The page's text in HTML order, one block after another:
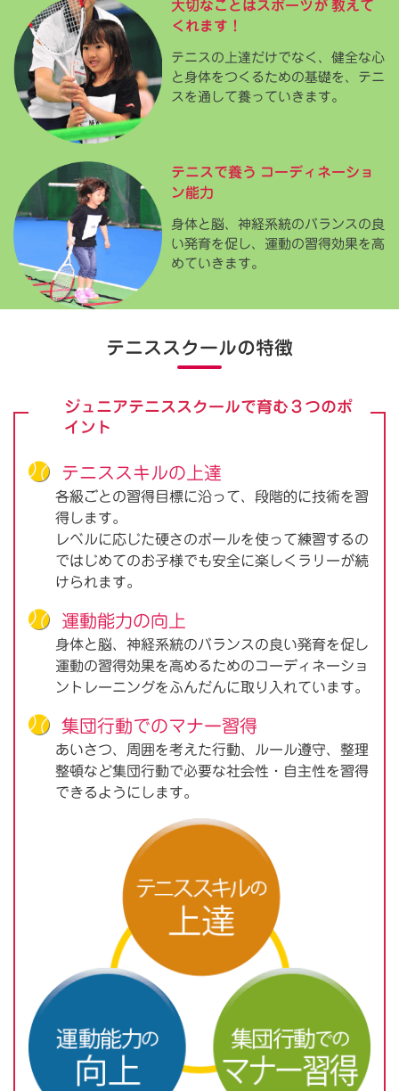
大切なことはスポーツが教えて
くれます！
テニスの上達だけでなく、健全な心
と身体をつくるための基礎を、テニ
スを通して養っていきます。
テニスで養う コーディネーショ
ン能力
身体と脳、神経系統のバランスの良
い発育を促し、運動の習得効果を高
めていきます。
テニススクールの特徴
ジュニアテニススクールで育む３つのポ
イント
テニススキルの上達
各級ごとの習得目標に沿って、段階的に技術を習
得します。
レベルに応じた硬さのボールを使って練習するの
ではじめてのお子様でも安全に楽しくラリーが続
けられます。
運動能力の向上
身体と脳、神経系統のバランスの良い発育を促し
運動の習得効果を高めるためのコーディネーショ
ントレーニングをふんだんに取り入れています。
集団行動でのマナー習得
あいさつ、周囲を考えた行動、ルール遵守、整理
整頓など集団行動で必要な社会性・自主性を習得
できるようにします。